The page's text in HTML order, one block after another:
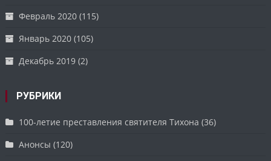
Февраль 2020 (115)
Январь 2020 (105)
Декабрь 2019 (2)
РУБРИКИ
100-летие преставления святителя Тихона (36)
Анонсы (120)